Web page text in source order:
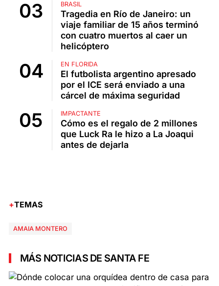
BRASIL
Tragedia en Río de Janeiro: un
viaje familiar de 15 años terminó
con cuatro muertos al caer un
helicóptero
EN FLORIDA
El futbolista argentino apresado
por el ICE será enviado a una
cárcel de máxima seguridad
IMPACTANTE
Cómo es el regalo de 2 millones
que Luck Ra le hizo a La Joaqui
antes de dejarla
TEMAS
AMAIA MONTERO
MÁS NOTICIAS DE SANTA FE